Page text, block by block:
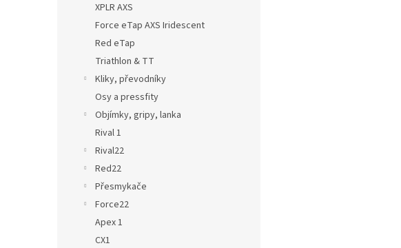
XPLR AXS
Force eTap AXS Iridescent
Red eTap
Triathlon & TT
Kliky, převodníky
Osy a pressfity
Objímky, gripy, lanka
Rival 1
Rival22
Red22
Přesmykače
Force22
Apex 1
CX1